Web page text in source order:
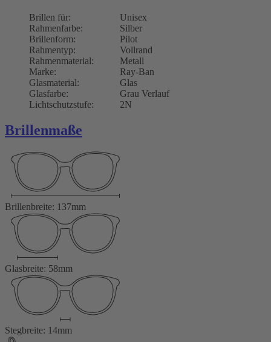
Brillen für:
Unisex
Rahmenfarbe:
Silber
Brillenform:
Pilot
Rahmentyp:
Vollrand
Rahmenmaterial:
Metall
Marke:
Ray-Ban
Glasmaterial:
Glas
Glasfarbe:
Grau Verlauf
Lichtschutzstufe:
2N
Brillenmaße
Brillenbreite: 137mm
Glasbreite: 58mm
Stegbreite: 14mm